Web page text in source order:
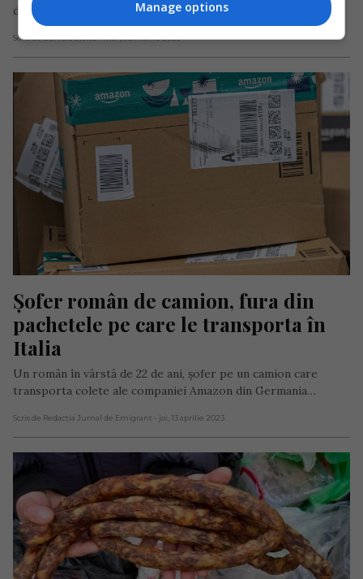
din țară,…
Scris de Daniela Stoica- marți, 27 iunie 2023
Șofer român de camion, fura din
pachetele pe care le transporta în
Italia
Un român în vârstă de 22 de ani, șofer pe un camion care
transporta colete ale companiei Amazon din Germania…
Scris de Redacția Jurnal de Emigrant - joi, 13 aprilie 2023
Manage options